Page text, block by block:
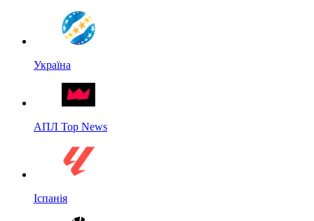
Україна
АПЛ Top News
Іспанія